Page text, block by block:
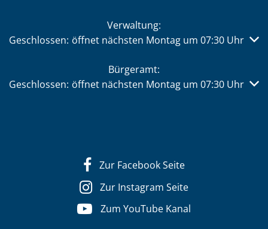
Verwaltung:
Klicken, um weitere Öffnungs- oder Schließzeiten
Geschlossen: öffnet nächsten Montag um 07:30 Uhr
Bürgeramt:
Klicken, um weitere Öffnungs- oder Schließzeiten
Geschlossen: öffnet nächsten Montag um 07:30 Uhr
Zur Facebook Seite
Zur Instagram Seite
Zum YouTube Kanal